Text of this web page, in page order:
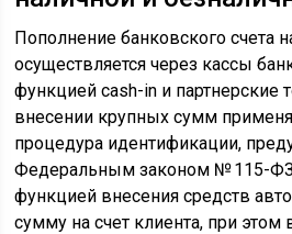
Пополнение банковского счета
осуществляется через кассы
функцией cash-in и партнерские
внесении крупных сумм
процедура идентификации,
Федеральным законом № 115-
функцией внесения средств
сумму на счет клиента, при